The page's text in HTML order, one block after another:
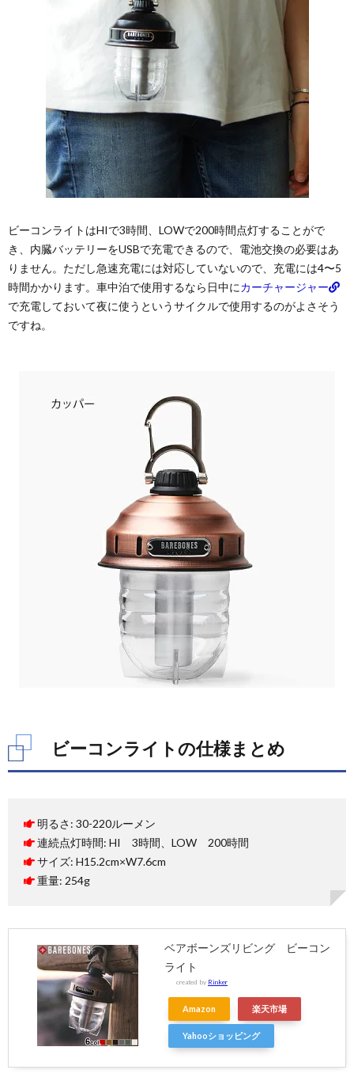
ビーコンライトはHIで3時間、LOWで200時間点灯することがで
き、内臓バッテリーをUSBで充電できるので、電池交換の必要はあ
りません。ただし急速充電には対応していないので、充電には4〜5
時間かかります。車中泊で使用するなら日中にカーチャージャー
で充電しておいて夜に使うというサイクルで使用するのがよさそう
ですね。
ビーコンライトの仕様まとめ
明るさ: 30-220ルーメン
連続点灯時間: HI 3時間、LOW 200時間
サイズ: H15.2cm×W7.6cm
重量: 254g
ベアボーンズリビング ビーコン
ライト
created by Rinker
Amazon 楽天市場
Yahooショッピング